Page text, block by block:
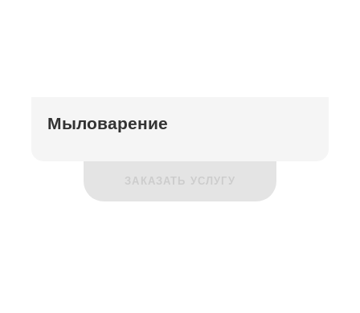
Мыловарение
ЗАКАЗАТЬ УСЛУГУ